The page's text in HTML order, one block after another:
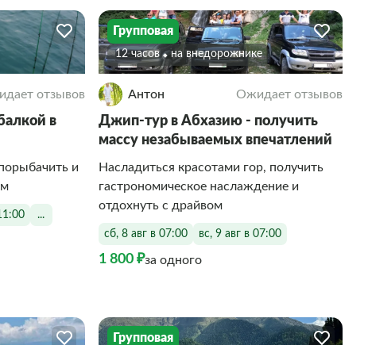
отзывов
в
и
...
Групповая
12 часов На внедорожнике
Антон Ожидает отзывов
Джип-тур в Абхазию - получить
массу незабываемых впечатлений
Насладиться красотами гор, получить
гастрономическое наслаждение и
отдохнуть с драйвом
сб, 8 авг в 07:00 вс, 9 авг в 07:00
1 800 ₽за одного
Групповая